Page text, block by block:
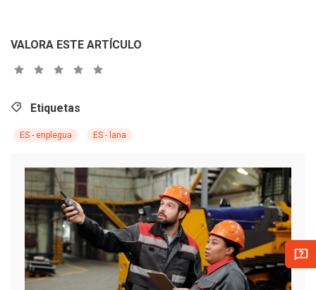
VALORA ESTE ARTÍCULO
Etiquetas
ES - enplegua ES - lana